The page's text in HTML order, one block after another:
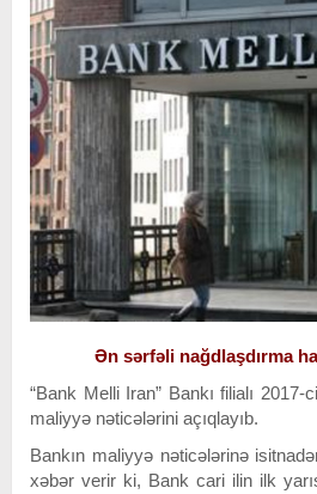
Ən sərfəli nağdlaşdırma
“Bank Melli Iran” Bankı filialı 2017-
maliyyə nəticələrini açıqlayıb.
Bankın maliyyə nəticələrinə
xəbər verir ki, Bank cari ilin ilk